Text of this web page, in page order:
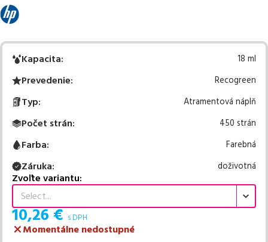
Kapacita: 18 ml
Prevedenie: Recogreen
Typ: Atramentová náplň
Počet strán: 450 strán
Farba: Farebná
Záruka: doživotná
Zvoľte variantu:
Select...
10,26€ s DPH
Momentálne nedostupné